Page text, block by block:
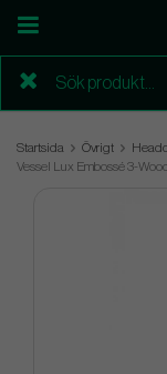
Startsida Övrigt
Vessel Lux Embossé 3-